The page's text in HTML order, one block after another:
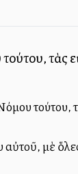
τὰς
τούτου,
μὲ